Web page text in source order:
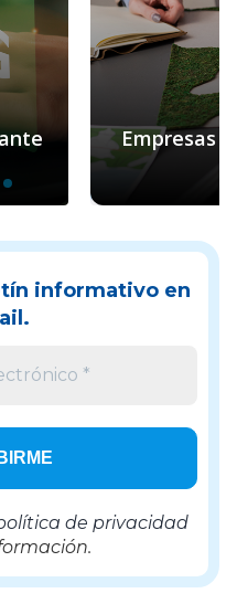
el rol clave de
informativo en
de privacidad